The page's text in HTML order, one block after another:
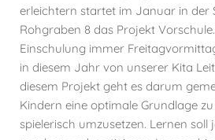
erleichtern startet im Januar in der
Rohgraben 8 das Projekt
Einschulung immer
in diesem Jahr von unserer Kita
diesem Projekt geht es darum
Kindern eine optimale Grundlage
spielerisch umzusetzen. Lernen soll